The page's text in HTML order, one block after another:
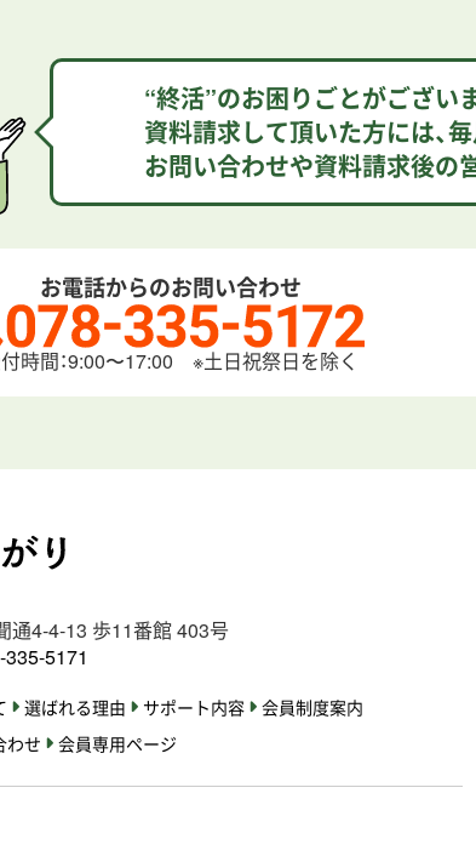
“終活”のお困りごとがござい
資料請求して頂いた方には、
お問い合わせや資料請求後の
お電話からのお問い合わせ
時間：9:00〜17:00 ※土日祝祭日を除く
4‐4‐13 歩11番館 403号
335-5171
選ばれる理由 サポート内容
会員制度案内
わせ 会員専用ページ